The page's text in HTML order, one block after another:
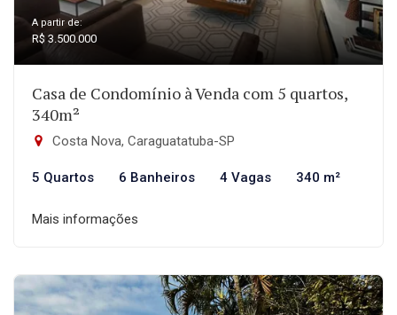
A partir de:
R$ 3.500.000
Casa de Condomínio à Venda com 5 quartos,
340m²
Costa Nova, Caraguatatuba-SP
5 Quartos 6 Banheiros 4 Vagas 340 m²
Mais informações